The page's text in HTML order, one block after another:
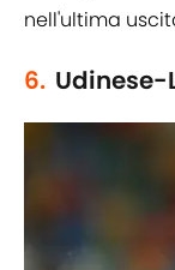
nell'ultima
6. Udinese-